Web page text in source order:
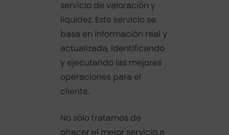
servicio de valoración y
liquidez. Este servicio se
basa en información real y
actualizada, identificando
y ejecutando las mejores
operaciones para el
cliente.
No sólo tratamos de
ofrecer el mejor servicio a